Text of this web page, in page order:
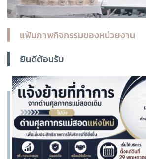
แฟ้มภาพกิจกรรมของหน่วยงาน
ยินดีต้อนรับ